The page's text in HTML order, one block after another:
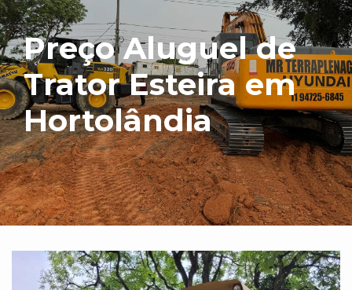
Preço Aluguel de
Trator Esteira em
Hortolândia